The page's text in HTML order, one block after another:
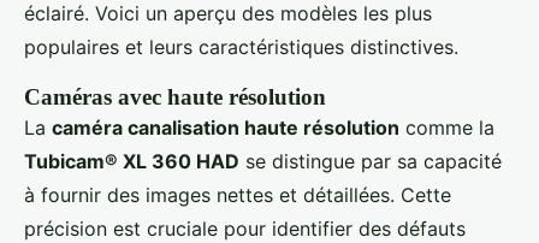
éclairé. Voici un aperçu des modèles les plus
populaires et leurs caractéristiques distinctives.
Caméras avec haute résolution
La caméra canalisation haute résolution comme la
Tubicam® XL 360 HAD se distingue par sa capacité
à fournir des images nettes et détaillées. Cette
précision est cruciale pour identifier des défauts